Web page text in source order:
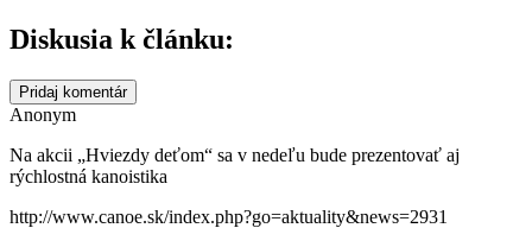
Diskusia k článku:
Pridaj komentár
Anonym
Na akcii „Hviezdy deťom“ sa v nedeľu bude prezentovať aj
rýchlostná kanoistika
http://www.canoe.sk/index.php?go=aktuality&news=2931